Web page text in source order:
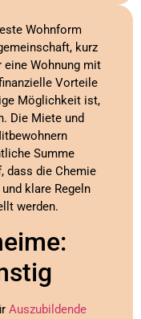
Wohnform
kurz
eine Wohnung mit
Vorteile
Möglichkeit ist,
Die Miete und
Summe
dass die Chemie
klare Regeln
werden.
Auszubildende